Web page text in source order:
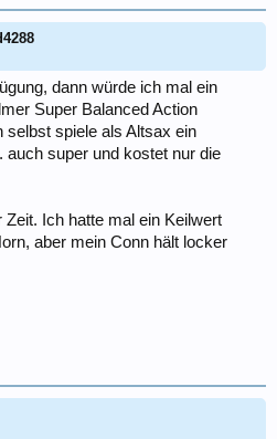
dann würde ich mal ein
Super Balanced Action
selbst spiele als Altsax ein
auch super und kostet nur die
Ich hatte mal ein Keilwert
aber mein Conn hält locker